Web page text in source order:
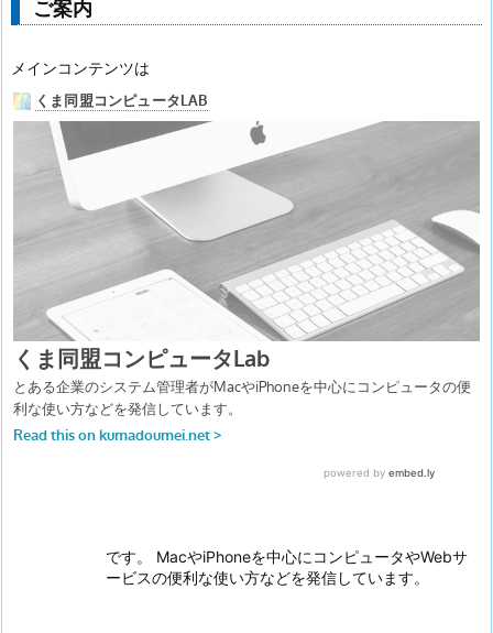
ご案内
メインコンテンツは
です。 MacやiPhoneを中心にコンピュータやWebサ
ービスの便利な使い方などを発信しています。